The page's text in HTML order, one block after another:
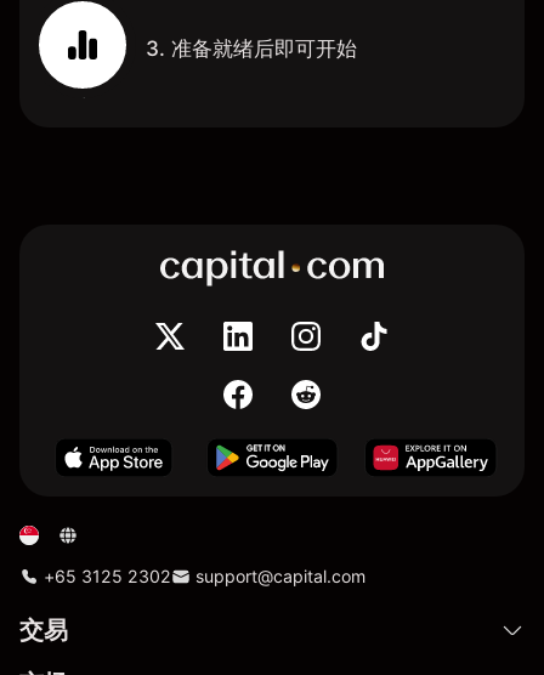
3. 准备就绪后即可开始
+65 3125 2302 support@capital.com
交易